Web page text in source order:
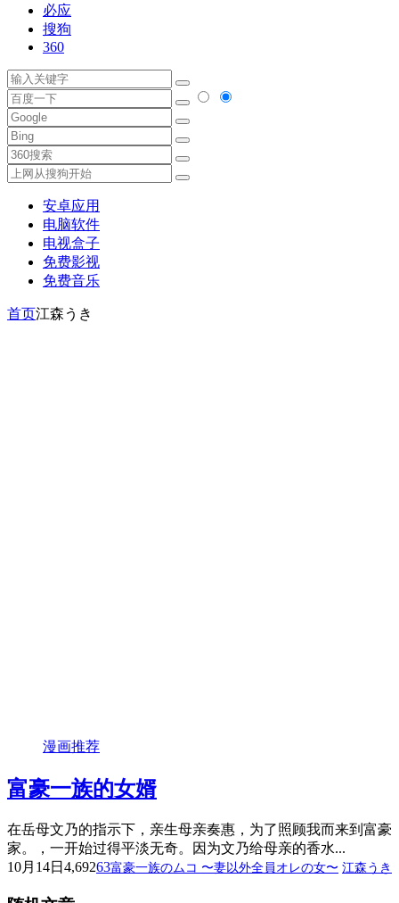
必应
搜狗
360
安卓应用
电脑软件
电视盒子
免费影视
免费音乐
首页江森うき
漫画推荐
富豪一族的女婿
在岳母文乃的指示下，亲生母亲奏惠，为了照顾我而来到富豪
家。，一开始过得平淡无奇。因为文乃给母亲的香水...
10月14日 4,69263富豪一族のムコ 〜妻以外全員オレの女〜 江森うき